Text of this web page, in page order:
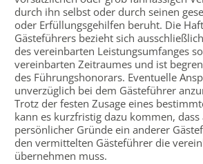
durch ihn selbst oder durch seinen
oder Erfüllungsgehilfen beruht. Die
Gästeführers bezieht sich
des vereinbarten Leistungsumfanges
vereinbarten Zeitraumes und ist
des Führungshonorars. Eventuelle
unverzüglich bei dem Gästeführer
Trotz der festen Zusage eines
kann es kurzfristig dazu kommen,
persönlicher Gründe ein anderer
den vermittelten Gästeführer die
übernehmen muss.